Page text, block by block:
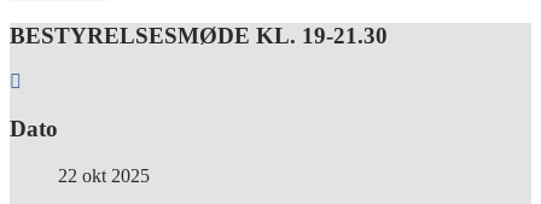
BESTYRELSESMØDE KL. 19-21.30
Dato
22 okt 2025